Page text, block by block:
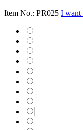
Item No.: PR025 I want